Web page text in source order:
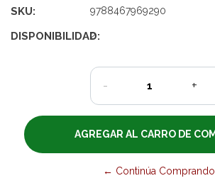
SKU: 9788467969290
DISPONIBILIDAD:
2
- +
← Continúa Comprando